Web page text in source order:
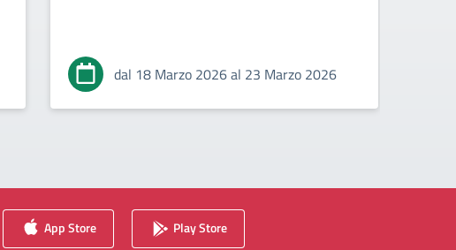
dal 18 Marzo 2026 al 23 Marzo 2026
App Store Play Store